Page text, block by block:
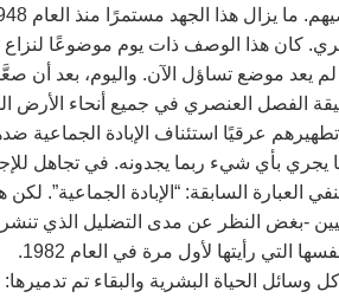
ما يزال هذا الجهد مستمرًا منذ العام 1948.‏
كان هذا الوصف ذات يوم موضوعًا
موضع تساؤل الآن. واليوم، بعد أن
الفصل العنصري في جميع أنحاء الأرض
عرقيًا استئناف الإبادة الجماعية
يجري بأي شيء ربما يجدونه. في تجاهل
العبارة السابقة: “الإبادة الجماعية”.
-بغض النظر عن مدى التضليل الذي تنشره
التي رأيتها لأول مرة في العام 1982.‏
وسائل الحياة البشرية والبقاء تم